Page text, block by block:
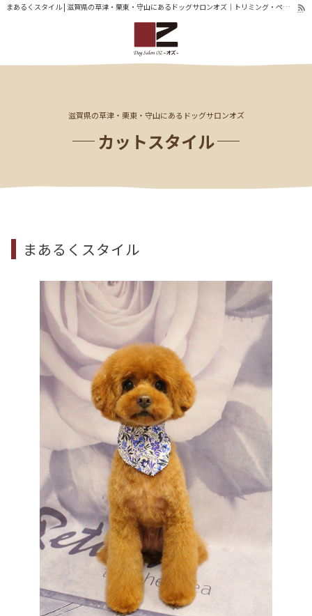
まあるくスタイル | 滋賀県の草津・栗東・守山にあるドッグサロンオズ｜トリミング・ペットホテル
滋賀県の草津・栗東・守山にあるドッグサロンオズ
カットスタイル
まあるくスタイル